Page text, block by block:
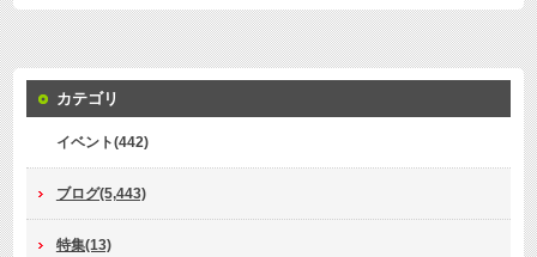
カテゴリ
イベント(442)
ブログ(5,443)
特集(13)